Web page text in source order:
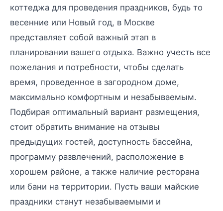
коттеджа для проведения праздников, будь то
весенние или Новый год, в Москве
представляет собой важный этап в
планировании вашего отдыха. Важно учесть все
пожелания и потребности, чтобы сделать
время, проведенное в загородном доме,
максимально комфортным и незабываемым.
Подбирая оптимальный вариант размещения,
стоит обратить внимание на отзывы
предыдущих гостей, доступность бассейна,
программу развлечений, расположение в
хорошем районе, а также наличие ресторана
или бани на территории. Пусть ваши майские
праздники станут незабываемыми и